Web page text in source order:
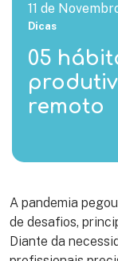
11 de
Dicas
05
remoto
A pandemia
de desafios,
Diante da